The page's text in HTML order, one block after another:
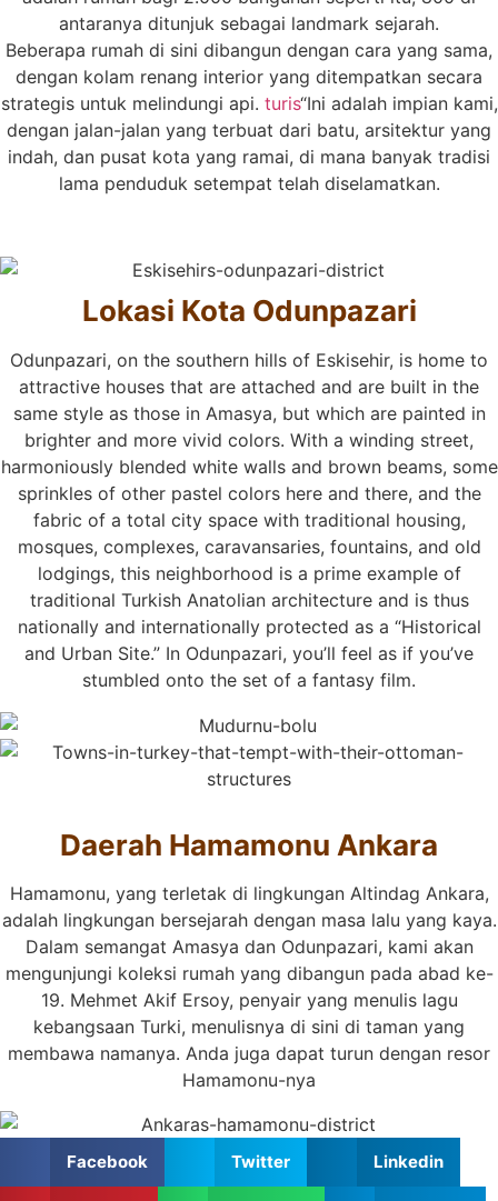
antaranya ditunjuk sebagai landmark sejarah.
Beberapa rumah di sini dibangun dengan cara yang sama,
dengan kolam renang interior yang ditempatkan secara
strategis untuk melindungi api. turis“Ini adalah impian kami,
dengan jalan-jalan yang terbuat dari batu, arsitektur yang
indah, dan pusat kota yang ramai, di mana banyak tradisi
lama penduduk setempat telah diselamatkan.
Lokasi Kota Odunpazari
Odunpazari, on the southern hills of Eskisehir, is home to
attractive houses that are attached and are built in the
same style as those in Amasya, but which are painted in
brighter and more vivid colors. With a winding street,
harmoniously blended white walls and brown beams, some
sprinkles of other pastel colors here and there, and the
fabric of a total city space with traditional housing,
mosques, complexes, caravansaries, fountains, and old
lodgings, this neighborhood is a prime example of
traditional Turkish Anatolian architecture and is thus
nationally and internationally protected as a “Historical
and Urban Site.” In Odunpazari, you’ll feel as if you’ve
stumbled onto the set of a fantasy film.
Daerah Hamamonu Ankara
Hamamonu, yang terletak di lingkungan Altindag Ankara,
adalah lingkungan bersejarah dengan masa lalu yang kaya.
Dalam semangat Amasya dan Odunpazari, kami akan
mengunjungi koleksi rumah yang dibangun pada abad ke-
19. Mehmet Akif Ersoy, penyair yang menulis lagu
kebangsaan Turki, menulisnya di sini di taman yang
membawa namanya. Anda juga dapat turun dengan resor
Hamamonu-nya
Facebook Twitter Linkedin